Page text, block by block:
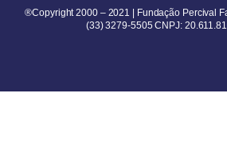
®Copyright 2000 – 2021 | Fundação Percival
(33) 3279-5505 CNPJ: